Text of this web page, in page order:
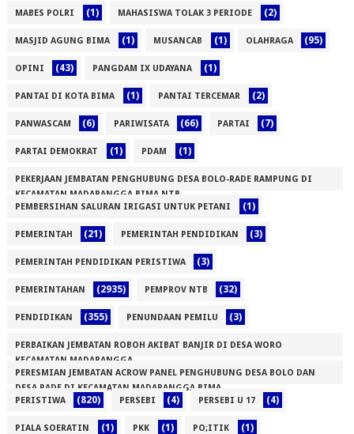
MABES POLRI (1) MAHASISWA TOLAK 3 PERIODE (2)
MASJID AGUNG BIMA (1) MUSANCAB (1) OLAHRAGA (95)
OPINI (43) PANGDAM IX UDAYANA (1)
PANTAI DI KOTA BIMA (1) PANTAI TERCEMAR (2)
PANWASCAM (6) PARIWISATA (66) PARTAI (7)
PARTAI DEMOKRAT (1) PDAM (1)
PEKERJAAN JEMBATAN PENGHUBUNG DESA BOLO-RADE RAMPUNG DI
KECAMATAN MADAPANGGA BIMA NTB
(1)PEMBERSIHAN SALURAN IRIGASI UNTUK PETANI (1)
PEMERINTAH (21) PEMERINTAH PENDIDIKAN (3)
PEMERINTAH PENDIDIKAN PERISTIWA (3)
PEMERINTAHAN (2935) PEMPROV NTB (32)
PENDIDIKAN (355) PENUNDAAN PEMILU (3)
PERBAIKAN JEMBATAN ROBOH AKIBAT BANJIR DI DESA WORO
KECAMATAN MADAPANGGA
(1)PERESMIAN JEMBATAN ACROW PANEL PENGHUBUNG DESA BOLO DAN
DESA RADE DI KECAMATAN MADAPANGGA BIMA
(1)PERISTIWA (820) PERSEBI (4) PERSEBI U 17 (4)
PIALA SOERATIN (1) PKK (1) PO;ITIK (1)